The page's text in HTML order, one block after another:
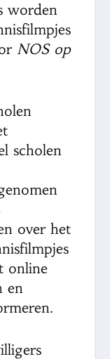
worden
NOS op
scholen
over het
online
en